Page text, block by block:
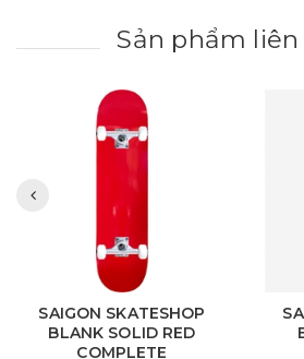
Sản phẩm
SAIGON SKATESHOP
BLANK SOLID RED
COMPLETE